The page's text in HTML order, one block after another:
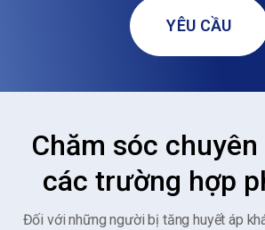
YÊU CẦU
Chăm sóc
các trường hợp
Đối với những người bị tăng huyết áp